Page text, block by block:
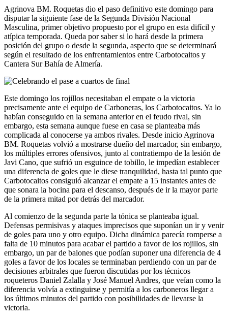
Agrinova BM. Roquetas dio el paso definitivo este domingo para
disputar la siguiente fase de la Segunda División Nacional
Masculina, primer objetivo propuesto por el grupo en esta difícil y
atípica temporada. Queda por saber si lo hará desde la primera
posición del grupo o desde la segunda, aspecto que se determinará
según el resultado de los enfrentamientos entre Carbotocaitos y
Cantera Sur Bahía de Almería.
Este domingo los rojillos necesitaban el empate o la victoria
precisamente ante el equipo de Carboneras, los Carbotocaitos. Ya lo
habían conseguido en la semana anterior en el feudo rival, sin
embargo, esta semana aunque fuese en casa se planteaba más
complicada al conocerse ya ambos rivales. Desde inicio Agrinova
BM. Roquetas volvió a mostrarse dueño del marcador, sin embargo,
los múltiples errores ofensivos, junto al contratiempo de la lesión de
Javi Cano, que sufrió un esguince de tobillo, le impedían establecer
una diferencia de goles que le diese tranquilidad, hasta tal punto que
Carbotocaitos consiguió alcanzar el empate a 15 instantes antes de
que sonara la bocina para el descanso, después de ir la mayor parte
de la primera mitad por detrás del marcador.
Al comienzo de la segunda parte la tónica se planteaba igual.
Defensas permisivas y ataques imprecisos que suponían un ir y venir
de goles para uno y otro equipo. Dicha dinámica parecía romperse a
falta de 10 minutos para acabar el partido a favor de los rojillos, sin
embargo, un par de balones que podían suponer una diferencia de 4
goles a favor de los locales se terminaban perdiendo con un par de
decisiones arbitrales que fueron discutidas por los técnicos
roqueteros Daniel Zalalla y José Manuel Andres, que veían como la
diferencia volvía a extinguirse y permitía a los carboneros llegar a
los últimos minutos del partido con posibilidades de llevarse la
victoria.